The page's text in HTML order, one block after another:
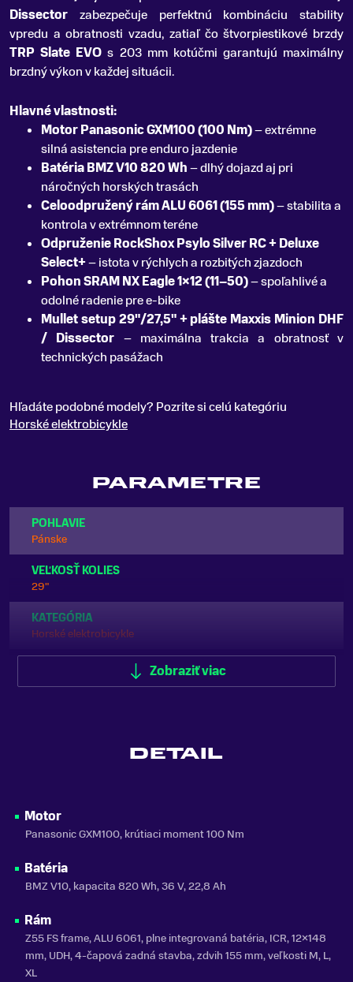
Dissector zabezpečuje perfektnú kombináciu stability
vpredu a obratnosti vzadu, zatiaľ čo štvorpiestikové brzdy
TRP Slate EVO s 203 mm kotúčmi garantujú maximálny
brzdný výkon v každej situácii.
Hlavné vlastnosti:
Motor Panasonic GXM100 (100 Nm)– extrémne
silná asistencia pre enduro jazdenie
Batéria BMZ V10 820 Wh– dlhý dojazd aj pri
náročných horských trasách
Celoodpružený rám ALU 6061 (155 mm)– stabilita a
kontrola v extrémnom teréne
Odpruženie RockShox Psylo Silver RC + Deluxe
Select+– istota v rýchlych a rozbitých zjazdoch
Pohon SRAM NX Eagle 1×12 (11–50)– spoľahlivé a
odolné radenie pre e-bike
Mullet setup 29"/27,5" + plášte Maxxis Minion DHF
/ Dissector – maximálna trakcia a obratnosť v
technických pasážach
Hľadáte podobné modely? Pozrite si celú kategóriu
Horské elektrobicykle
PARAMETRE
POHLAVIE
Pánske
VEĽKOSŤ KOLIES
29"
KATEGÓRIA
Horské elektrobicykle
ODNÍMATEĽNÁ BATÉRIA
Áno
820 Wh
Panasonic
VLASTNOSTI BICYKLA
s prehadzovačkou
Zobraziť viac
DETAIL
Motor
Panasonic GXM100, krútiaci moment 100 Nm
Batéria
BMZ V10, kapacita 820 Wh, 36 V, 22,8 Ah
Rám
Z55 FS frame, ALU 6061, plne integrovaná batéria, ICR, 12×148
mm, UDH, 4-čapová zadná stavba, zdvih 155 mm, veľkosti M, L,
XL